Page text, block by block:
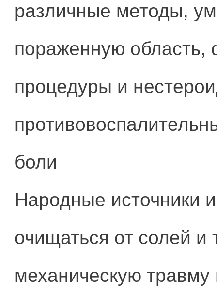
различные методы,
пораженную область,
процедуры и
боли
Народные источники
очищаться от солей и
механическую травму